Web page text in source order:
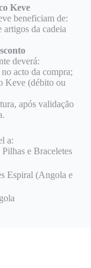
Keve
beneficiam de:
artigos da cadeia
deverá:
acto da compra;
Keve (débito ou
após validação
a:
e Braceletes
Espiral (Angola e